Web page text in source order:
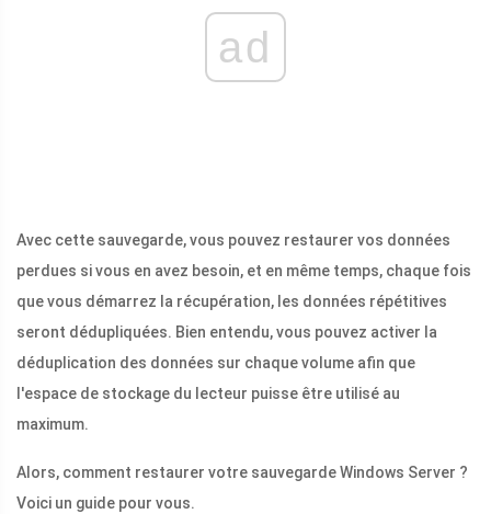
ad
Avec cette sauvegarde, vous pouvez restaurer vos données
perdues si vous en avez besoin, et en même temps, chaque fois
que vous démarrez la récupération, les données répétitives
seront dédupliquées. Bien entendu, vous pouvez activer la
déduplication des données sur chaque volume afin que
l'espace de stockage du lecteur puisse être utilisé au
maximum.
Alors, comment restaurer votre sauvegarde Windows Server ?
Voici un guide pour vous.